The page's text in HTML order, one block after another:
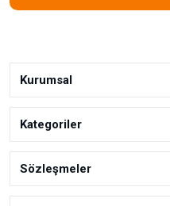
Kurumsal
Kategoriler
Sözleşmeler